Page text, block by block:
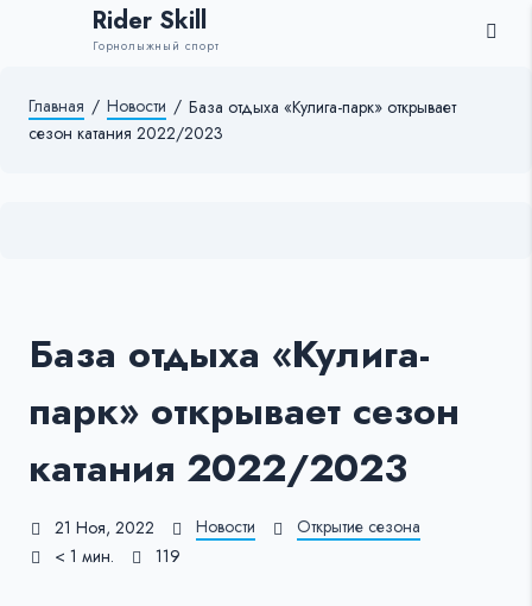
Rider Skill
Горнолыжный спорт
Главная / Новости / База отдыха «Кулига-парк» открывает
сезон катания 2022/2023
База отдыха «Кулига-
парк» открывает сезон
катания 2022/2023
21 Ноя, 2022 Новости
Открытие сезона
< 1 мин.
119